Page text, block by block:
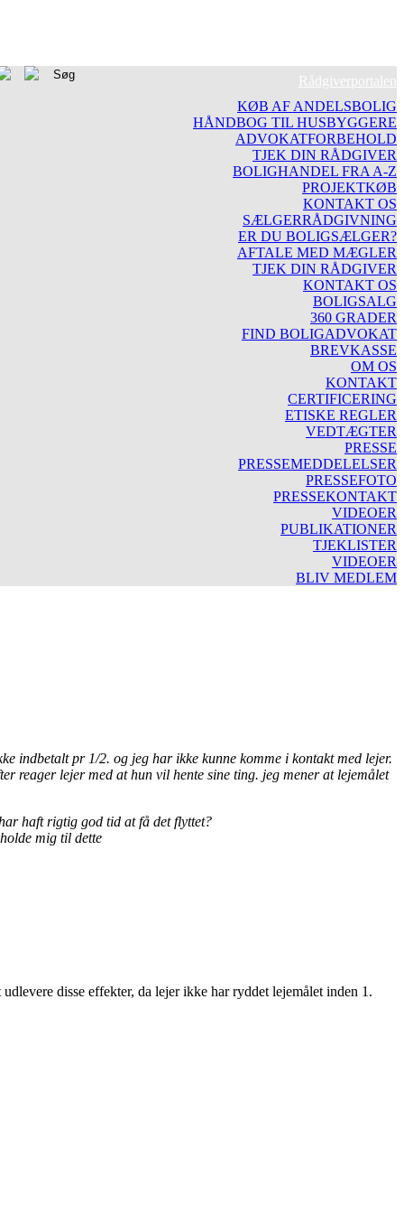
Rådgiverportalen
KØB AF ANDELSBOLIG
HÅNDBOG TIL HUSBYGGERE
ADVOKATFORBEHOLD
TJEK DIN RÅDGIVER
BOLIGHANDEL FRA A-Z
PROJEKTKØB
KONTAKT OS
SÆLGERRÅDGIVNING
ER DU BOLIGSÆLGER?
AFTALE MED MÆGLER
TJEK DIN RÅDGIVER
KONTAKT OS
BOLIGSALG
360 GRADER
FIND BOLIGADVOKAT
BREVKASSE
OM OS
KONTAKT
CERTIFICERING
ETISKE REGLER
VEDTÆGTER
PRESSE
PRESSEMEDDELELSER
PRESSEFOTO
PRESSEKONTAKT
VIDEOER
PUBLIKATIONER
TJEKLISTER
VIDEOER
BLIV MEDLEM
indbetalt pr 1/2. og jeg har ikke kunne komme i kontakt med lejer.
reager lejer med at hun vil hente sine ting. jeg mener at lejemålet
haft rigtig god tid at få det flyttet?
mig til dette
disse effekter, da lejer ikke har ryddet lejemålet inden 1.